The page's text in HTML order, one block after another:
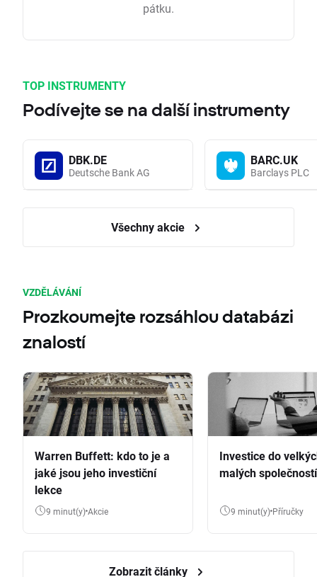
pátku.
TOP INSTRUMENTY
Podívejte se na další instrumenty
DBK.DE
Deutsche Bank AG
BARC.UK
Barclays PLC
Všechny akcie
VZDĚLÁVÁNÍ
Prozkoumejte rozsáhlou databázi
znalostí
Warren Buffett: kdo to je a
jaké jsou jeho investiční
lekce
9 minut(y) Akcie
Investice do
malých společností
9 minut(y) Příručky
Zobrazit články